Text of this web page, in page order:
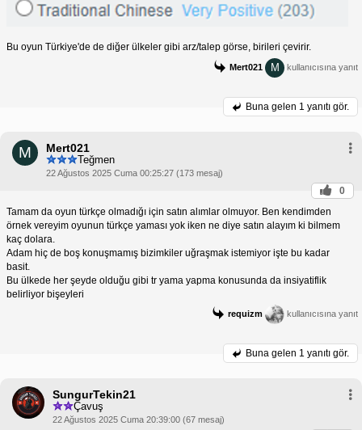
Bu oyun Türkiye'de de diğer ülkeler gibi arz/talep görse, birileri çevirir.
Mert021 M kullanıcısına yanıt
Buna gelen 1 yanıtı gör.
M Mert021
Teğmen
22 Ağustos 2025 Cuma 00:25:27 (173 mesaj)
0
Tamam da oyun türkçe olmadığı için satın alımlar olmuyor. Ben kendimden
örnek vereyim oyunun türkçe yaması yok iken ne diye satın alayım ki bilmem
kaç dolara.
Adam hiç de boş konuşmamış bizimkiler uğraşmak istemiyor işte bu kadar
basit.
Bu ülkede her şeyde olduğu gibi tr yama yapma konusunda da insiyatiflik
belirliyor bişeyleri
requizm kullanıcısına yanıt
Buna gelen 1 yanıtı gör.
SungurTekin21
Çavuş
22 Ağustos 2025 Cuma 20:39:00 (67 mesaj)